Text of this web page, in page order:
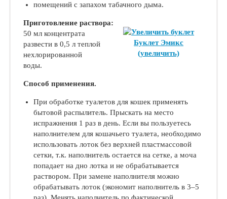
помещений с запахом табачного дыма.
Буклет Эмикс
(увеличить)
Приготовление раствора:
50 мл концентрата
развести в 0,5 л теплой
нехлорированной
воды.
Способ применения.
При обработке туалетов для кошек применять
бытовой распылитель. Прыскать на место
испражнения 1 раз в день. Если вы пользуетесь
наполнителем для кошачьего туалета, необходимо
использовать лоток без верхней пластмассовой
сетки, т.к. наполнитель остается на сетке, а моча
попадает на дно лотка и не обрабатывается
раствором. При замене наполнителя можно
обрабатывать лоток (экономит наполнитель в 3–5